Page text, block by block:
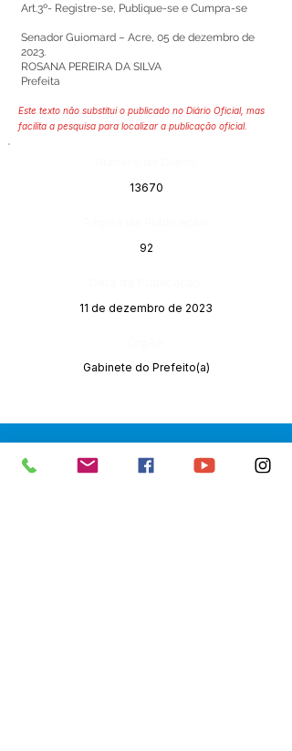
Art.3º- Registre-se, Publique-se e Cumpra-se
Senador Guiomard – Acre, 05 de dezembro de
2023.
ROSANA PEREIRA DA SILVA
Prefeita
Este texto não substitui o publicado no Diário Oficial, mas
facilita a pesquisa para localizar a publicação oficial.
13670
92
11 de dezembro de 2023
Gabinete do Prefeito(a)